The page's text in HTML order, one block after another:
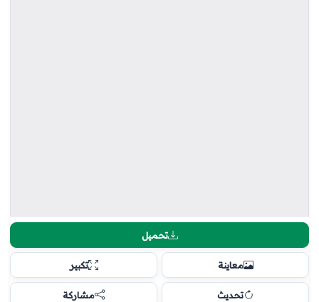
تحميل
معاينة تكبير
تحديث مشاركة